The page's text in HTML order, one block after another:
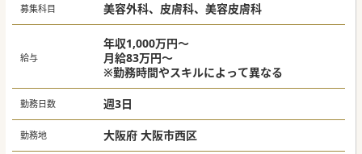
上で、担当範囲を調整していきたいという先方のご意向で
す。
【具体的な医療機関情報】
■最寄り駅から徒歩圏内の皮膚科クリニックでのご勤務とな
ります。隣のテナントには内科クリニックが入居される予定
■お車での通勤をご希望の場合はご相談が可能です。高速道
路のインターチェンジからもアクセスしやすい立地にござい
ますので、お車での通勤も大変便利です。
■昨年度にオープンした皮膚科クリニックですので、院内は
大変綺麗で清潔感がございます。個室の休憩室もご用意可能
です。
募集科目 美容外科、皮膚科、美容皮膚科
給与
年収1,000万円～
月給83万円～
※勤務時間やスキルによって異なる
勤務日数 週3日
勤務地 大阪府 大阪市西区